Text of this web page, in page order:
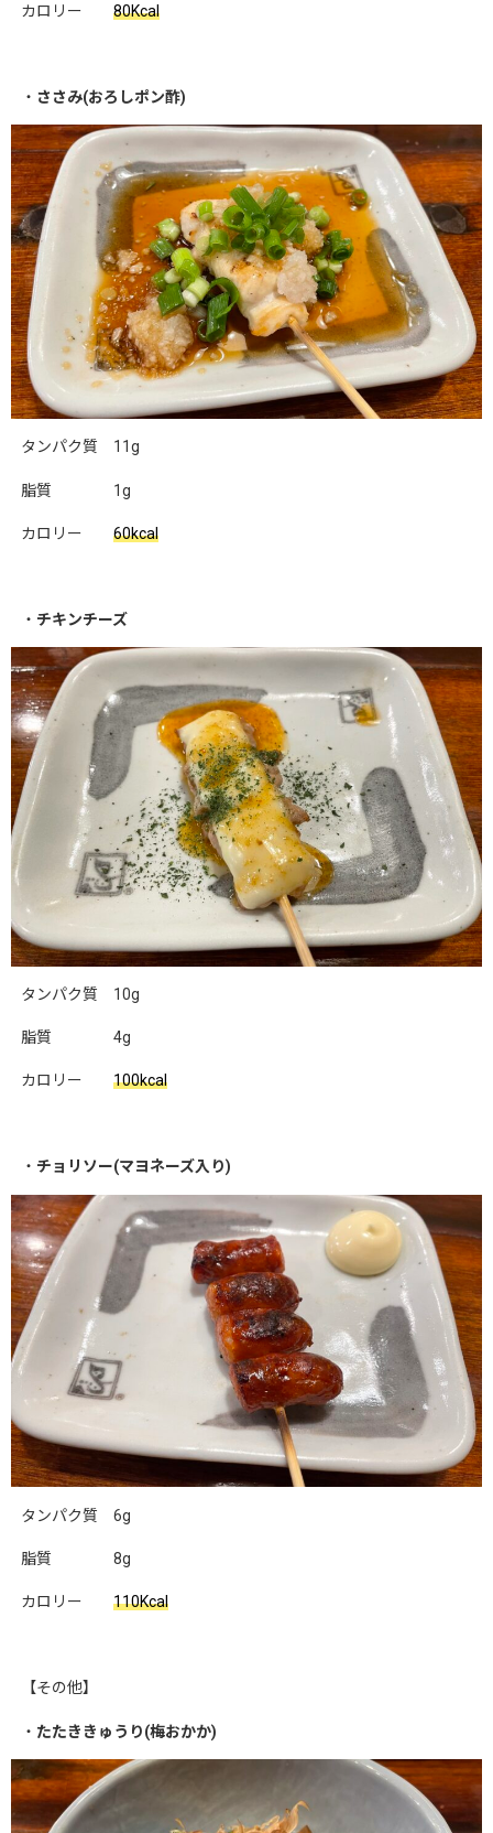
カロリー 80Kcal
・ ささみ(おろしポン酢)
タンパク質 11g
脂質 1g
カロリー 60kcal
・ チキンチーズ
タンパク質 10g
脂質 4g
カロリー 100kcal
・ チョリソー(マヨネーズ入り)
タンパク質 6g
脂質 8g
カロリー 110Kcal
【その他】
・ たたききゅうり(梅おかか)